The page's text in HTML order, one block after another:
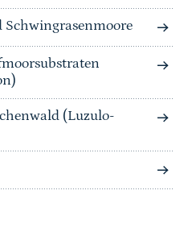
Schwingrasenmoore
(Luzulo-